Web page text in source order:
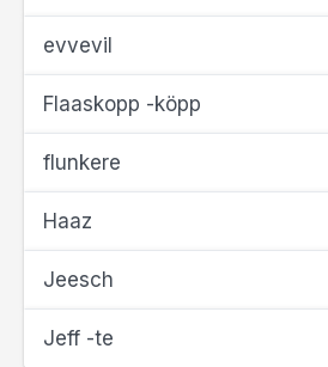
evvevil
Flaaskopp -köpp
flunkere
Haaz
Jeesch
Jeff -te